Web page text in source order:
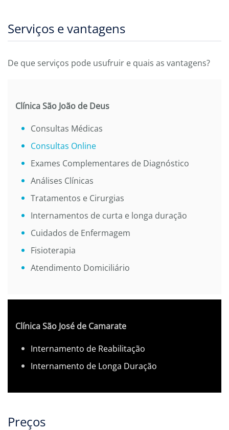
Serviços e vantagens
De que serviços pode usufruir e quais as vantagens?
Clínica São João de Deus
Consultas Médicas
Consultas Online
Exames Complementares de Diagnóstico
Análises Clínicas
Tratamentos e Cirurgias
Internamentos de curta e longa duração
Cuidados de Enfermagem
Fisioterapia
Atendimento Domiciliário
Clínica São José de Camarate
Internamento de Reabilitação
Internamento de Longa Duração
Preços